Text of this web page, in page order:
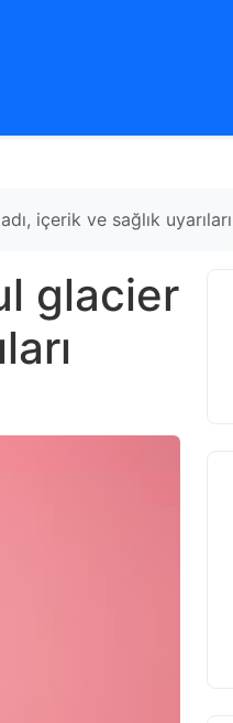
içerik ve sağlık uyarıları
glacier